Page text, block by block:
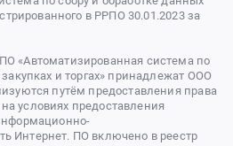
в РРПО 30.01.2023 за
«Автоматизированная система по
и торгах» принадлежат ООО
путём предоставления права
условиях предоставления
Интернет. ПО включено в реестр